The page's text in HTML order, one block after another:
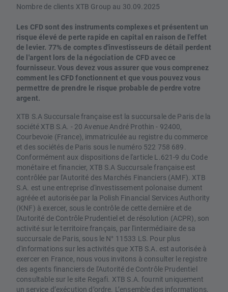
Nombre de clients XTB Group au 30.09.2025
Les CFD sont des instruments complexes et présentent un
risque élevé de perte rapide en capital en raison de l'effet
de levier. 77% de comptes d'investisseurs de détail perdent
de l'argent lors de la négociation de CFD avec ce
fournisseur. Vous devez vous assurer que vous comprenez
comment les CFD fonctionnent et que vous pouvez vous
permettre de prendre le risque probable de perdre votre
argent.
XTB S.A Succursale française est la succursale de Paris de la
société XTB S.A. - 20 Avenue André Prothin - 92400,
Courbevoie (France), immatriculée au registre du commerce
et des sociétés de Paris sous le numéro 522 758 689.
Conformément aux dispositions de l'article L.621-9 du Code
monétaire et financier, XTB S.A Succursale française est
contrôlée par l'Autorité des Marchés Financiers (AMF). XTB
S.A. est une entreprise d'investissement polonaise dument
agréée et autorisée par la Polish Financial Services Authority
(KNF) à exercer, sous le contrôle de cette dernière et de
l'Autorité de Contrôle Prudentiel et de résolution (ACPR), son
activité sur le territoire français, par l'intermédiaire de sa
succursale de Paris, sous le N° 11533 LS. Pour plus
d'informations sur les activités que XTB S.A. est autorisée à
exercer en France, nous vous invitons à consulter le registre
des agents financiers de l'Autorité de Contrôle Prudentiel
consultable sur le site Regafi. XTB S.A. fournit uniquement
un service d’exécution d’ordre. L’ensemble des informations,